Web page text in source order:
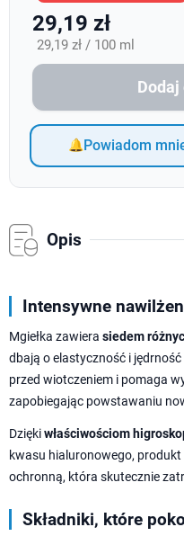
29,19 zł
29,19 zł / 100 ml
Dodaj
Powiadom
Opis
Intensywne
Mgiełka zawiera siedem
dbają o elastyczność i
przed wiotczeniem i pomaga
zapobiegając powstawaniu
Dziękiwłaściwościom
kwasu hialuronowego,
ochronną, która skutecznie
Składniki, które